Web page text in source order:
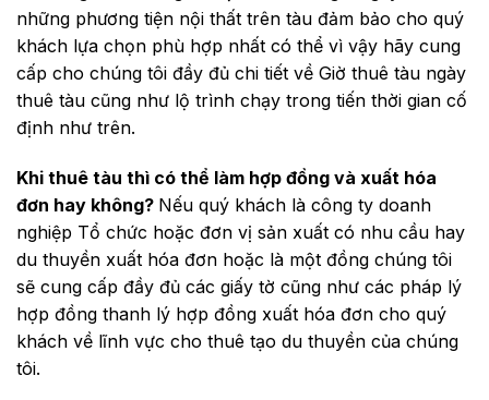
những phương tiện nội thất trên tàu đảm bảo cho quý
khách lựa chọn phù hợp nhất có thể vì vậy hãy cung
cấp cho chúng tôi đầy đủ chi tiết về Giờ thuê tàu ngày
thuê tàu cũng như lộ trình chạy trong tiến thời gian cố
định như trên.
Khi thuê tàu thì có thể làm hợp đồng và xuất hóa
đơn hay không? Nếu quý khách là công ty doanh
nghiệp Tổ chức hoặc đơn vị sản xuất có nhu cầu hay
du thuyền xuất hóa đơn hoặc là một đồng chúng tôi
sẽ cung cấp đầy đủ các giấy tờ cũng như các pháp lý
hợp đồng thanh lý hợp đồng xuất hóa đơn cho quý
khách về lĩnh vực cho thuê tạo du thuyền của chúng
tôi.